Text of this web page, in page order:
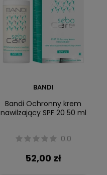
BANDI
Bandi Ochronny krem
nawilzający SPF 20 50 ml
0.0
52,00 zł